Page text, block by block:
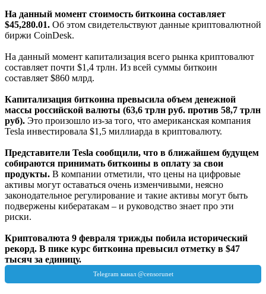
На данный момент стоимость биткоина составляет
$45,280.01. Об этом свидетельствуют данные криптовалютной
биржи CoinDesk.
На данный момент капитализация всего рынка криптовалют
составляет почти $1,4 трлн. Из всей суммы биткоин
составляет $860 млрд.
Капитализация биткоина превысила объем денежной
массы российской валюты (63,6 трлн руб. против 58,7 трлн
руб). Это произошло из-за того, что американская компания
Tesla инвестировала $1,5 миллиарда в криптовалюту.
Представители Tesla сообщили, что в ближайшем будущем
собираются принимать биткоины в оплату за свои
продукты. В компании отметили, что цены на цифровые
активы могут оставаться очень изменчивыми, неясно
законодательное регулирование и такие активы могут быть
подвержены кибератакам – и руководство знает про эти
риски.
Криптовалюта 9 февраля трижды побила исторический
рекорд. В пике курс биткоина превысил отметку в $47
тысяч за единицу.